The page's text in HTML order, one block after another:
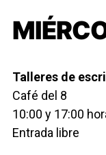
Talleres de
Café del 8
10:00 y 17:00
Entrada libre